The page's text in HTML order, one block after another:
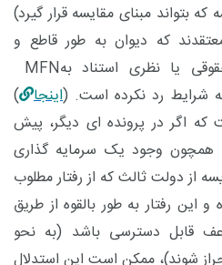
بتواند مبنای مقایسه قرار گیرد)
که دیوان به طور قاطع و
یا نظری استناد بهMFN
شرایط رد نکرده است. (اینجا )
که اگر در پرونده ای دیگر، پیش
وجود یک سرمایه گذاری
از دولت ثالث که از رفتار مطلوب
این رفتار به طور بالقوه از طریق
قابل دسترسی باشد )به نحو
شوند)، ممکن است این استدلال